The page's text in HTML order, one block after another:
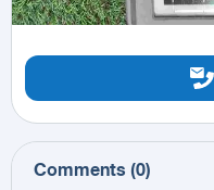
Comments (0)